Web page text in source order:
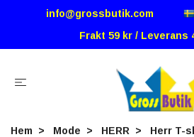
info@grossbutik.com
Frakt 59 kr / Leverans
Hem Mode HERR Herr T-